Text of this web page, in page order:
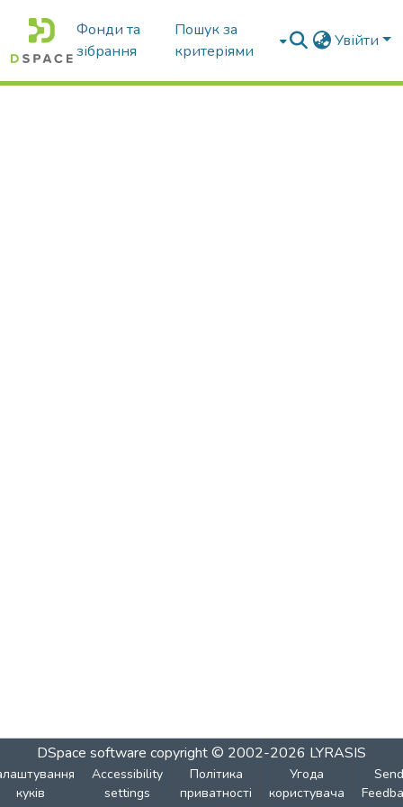
Фонди та
зібрання
Пошук за
критеріями
Увійти
DSpace software copyright © 2002-2026 LYRASIS
куків
Accessibility
settings
Політика
приватності
Угода
користувача
Send